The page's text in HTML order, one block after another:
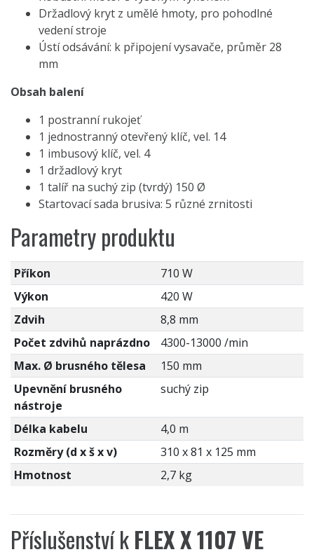
Držadlový kryt z umělé hmoty, pro pohodlné
vedení stroje
Ústí odsávání: k připojení vysavače, průměr 28
mm
Obsah balení
1 postranní rukojeť
1 jednostranný otevřený klíč, vel. 14
1 imbusový klíč, vel. 4
1 držadlový kryt
1 talíř na suchý zip (tvrdý) 150 Ø
Startovací sada brusiva: 5 různé zrnitosti
Parametry produktu
Příkon
710 W
Výkon
420 W
Zdvih
8,8 mm
Počet zdvihů naprázdno
4300-13000 /min
Max. Ø brusného tělesa
150 mm
Upevnění brusného
nástroje
suchý zip
Délka kabelu
4,0 m
Rozměry (d x š x v)
310 x 81 x 125 mm
Hmotnost
2,7 kg
Příslušenství kFLEX X 1107 VE